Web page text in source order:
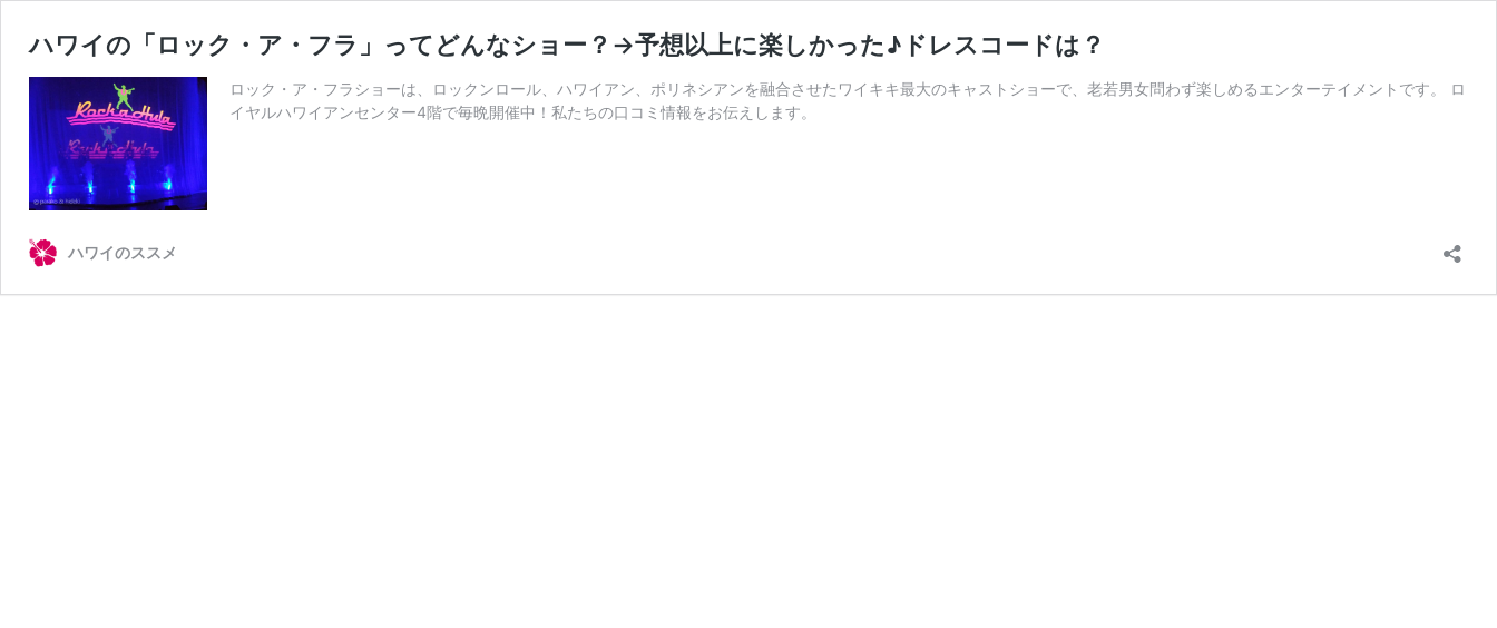
ハワイの「ロック・ア・フラ」ってどんなショー？→予想以上に楽しかった♪ドレスコードは？
ロック・ア・フラショーは、ロックンロール、ハワイアン、ポリネシアンを融合させたワイキキ最大のキャストショーで、老若男女問わず楽しめるエンターテイメントです。 ロ
イヤルハワイアンセンター4階で毎晩開催中！私たちの口コミ情報をお伝えします。
ハワイのススメ